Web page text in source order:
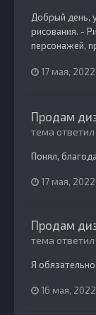
Добрый день,
рисования. -
персонажей,
17 мая, 2022
Продам
тема ответил
Понял,
17 мая, 2022
Продам
тема ответил
Я
16 мая, 2022